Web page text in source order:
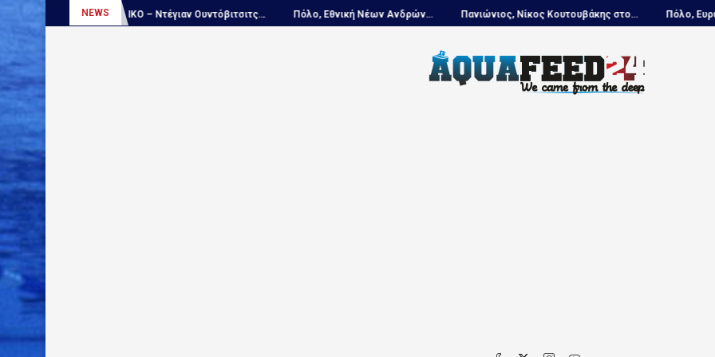
NEWS
ΑΠΟΚΛΕΙΣΤΙΚΟ – Ντέγιαν Ουντόβιτσιτς... Πόλο, Εθνική Νέων Ανδρών... Πανιώνιος, Νίκος Κουτουβάκης στο... Πόλο,